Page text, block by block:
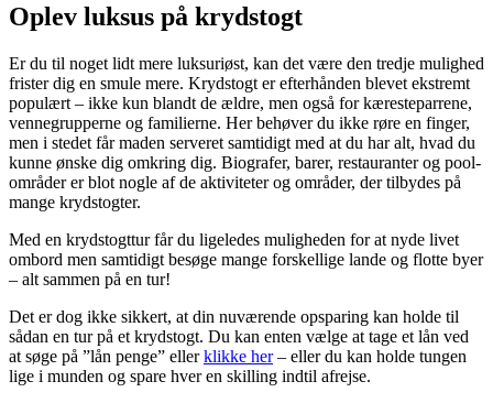
Oplev luksus på krydstogt
Er du til noget lidt mere luksuriøst, kan det være den tredje mulighed
frister dig en smule mere. Krydstogt er efterhånden blevet ekstremt
populært – ikke kun blandt de ældre, men også for kæresteparrene,
vennegrupperne og familierne. Her behøver du ikke røre en finger,
men i stedet får maden serveret samtidigt med at du har alt, hvad du
kunne ønske dig omkring dig. Biografer, barer, restauranter og pool-
områder er blot nogle af de aktiviteter og områder, der tilbydes på
mange krydstogter.
Med en krydstogttur får du ligeledes muligheden for at nyde livet
ombord men samtidigt besøge mange forskellige lande og flotte byer
– alt sammen på en tur!
Det er dog ikke sikkert, at din nuværende opsparing kan holde til
sådan en tur på et krydstogt. Du kan enten vælge at tage et lån ved
at søge på ”lån penge” ellerklikke her– eller du kan holde tungen
lige i munden og spare hver en skilling indtil afrejse.